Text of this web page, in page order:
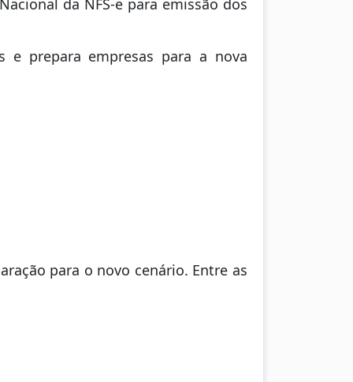
da NFS-e para emissão dos
e prepara empresas para a nova
para o novo cenário. Entre as